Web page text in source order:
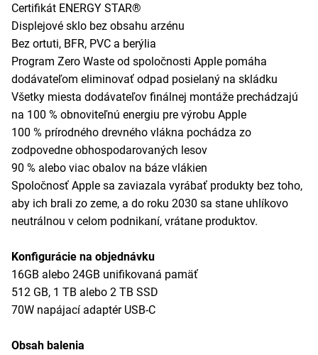
Certifikát ENERGY STAR®
Displejové sklo bez obsahu arzénu
Bez ortuti, BFR, PVC a berýlia
Program Zero Waste od spoločnosti Apple pomáha
dodávateľom eliminovať odpad posielaný na skládku
Všetky miesta dodávateľov finálnej montáže prechádzajú
na 100 % obnoviteľnú energiu pre výrobu Apple
100 % prírodného drevného vlákna pochádza zo
zodpovedne obhospodarovaných lesov
90 % alebo viac obalov na báze vlákien
Spoločnosť Apple sa zaviazala vyrábať produkty bez toho,
aby ich brali zo zeme, a do roku 2030 sa stane uhlíkovo
neutrálnou v celom podnikaní, vrátane produktov.
Konfigurácie na objednávku
16GB alebo 24GB unifikovaná pamäť
512 GB, 1 TB alebo 2 TB SSD
70W napájací adaptér USB-C
Obsah balenia